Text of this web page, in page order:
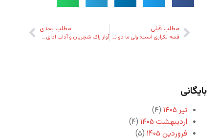
مطلب قبلی
قصه تکراری است؛ ولی ما دو نوع مردم داریم!
مطلب بعدی
آواز راک شجریان و آداب ادای شعر
بایگانی
تیر ۱۴۰۵
(۴)
اردیبهشت ۱۴۰۵
(۴)
فروردین ۱۴۰۵
(۵)